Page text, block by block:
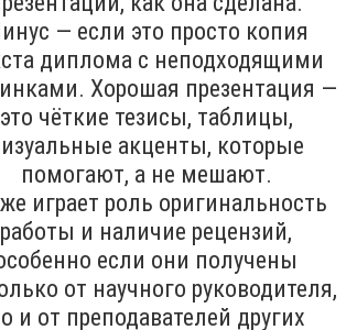
— если это просто копия
диплома с неподходящими
Хорошая презентация —
это чёткие тезисы, таблицы,
акценты, которые
помогают, а не мешают.
играет роль оригинальность
работы и наличие рецензий,
если они получены
от научного руководителя,
и от преподавателей других